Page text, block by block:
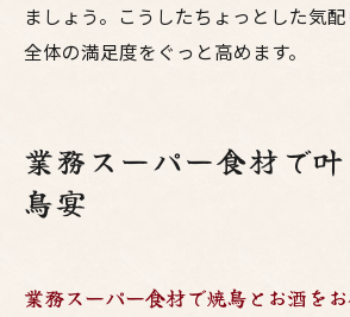
ましょう。こうしたちょっとした気
全体の満足度をぐっと高めます。
業務スーパー食材で
鳥宴
業務スーパー食材で焼鳥とお酒を